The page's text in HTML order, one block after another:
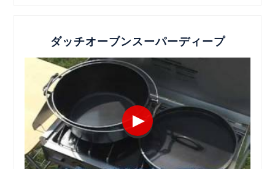
ダッチオーブンスーパーディープ